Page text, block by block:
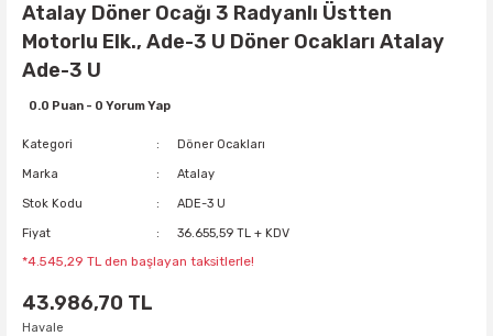
Atalay Döner Ocağı 3 Radyanlı Üstten
Motorlu Elk., Ade-3 U Döner Ocakları Atalay
Ade-3 U
0.0 Puan - 0 Yorum Yap
Kategori Döner Ocakları
Marka Atalay
Stok Kodu ADE-3 U
Fiyat 36.655,59 TL + KDV
*4.545,29 TL den başlayan taksitlerle!
43.986,70 TL
Havale